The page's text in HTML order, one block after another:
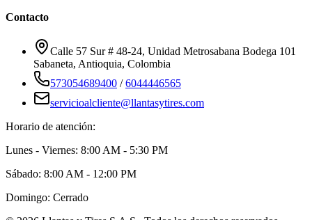
Contacto
Calle 57 Sur # 48-24, Unidad Metrosabana Bodega 101
Sabaneta, Antioquia, Colombia
573054689400 /6044446565
servicioalcliente@llantasytires.com
Horario de atención:
Lunes - Viernes: 8:00 AM - 5:30 PM
Sábado: 8:00 AM - 12:00 PM
Domingo: Cerrado